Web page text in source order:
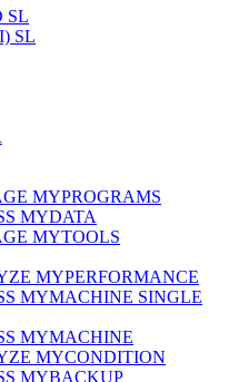
SL
SL
MYPROGRAMS
MYDATA
MYTOOLS
MYPERFORMANCE
MYMACHINE SINGLE
MYMACHINE
MYCONDITION
MYBACKUP